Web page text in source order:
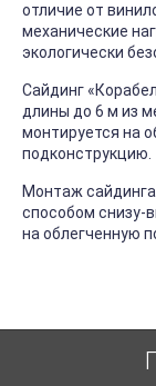
отличие от
механические
экологически
Сайдинг
длины до 6 м из
монтируется на
подконструкцию.
Монтаж
способом снизу-
на облегченную